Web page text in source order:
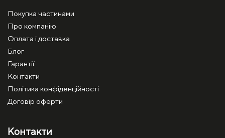
Покупка частинами
Про компанію
Оплата і доставка
Блог
Гарантії
Контакти
Політика конфіденційності
Договір оферти
Контакти